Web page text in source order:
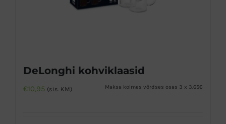
DeLonghi kohviklaasid
€10,95 (sis. KM) Maksa kolmes võrdses osas 3 x 3.65€